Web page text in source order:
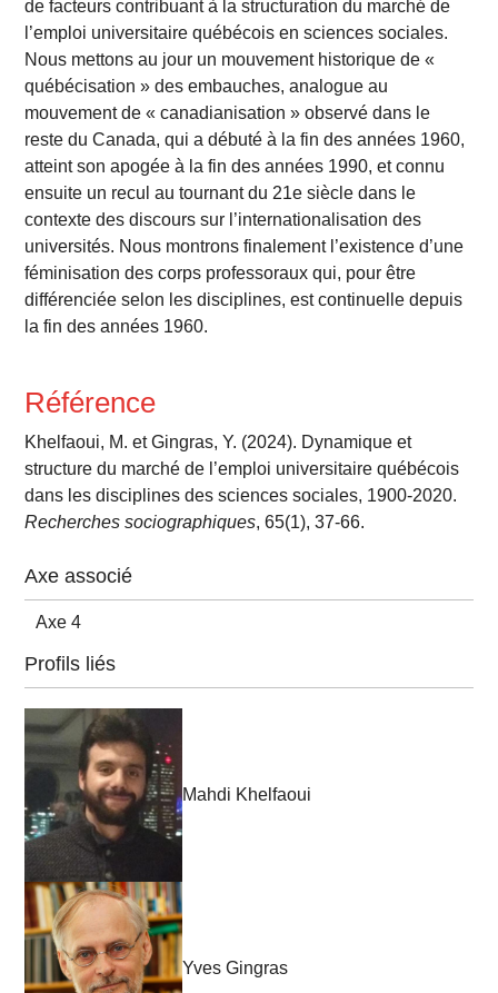
de facteurs contribuant à la structuration du marché de
l’emploi universitaire québécois en sciences sociales.
Nous mettons au jour un mouvement historique de «
québécisation » des embauches, analogue au
mouvement de « canadianisation » observé dans le
reste du Canada, qui a débuté à la fin des années 1960,
atteint son apogée à la fin des années 1990, et connu
ensuite un recul au tournant du 21e siècle dans le
contexte des discours sur l’internationalisation des
universités. Nous montrons finalement l’existence d’une
féminisation des corps professoraux qui, pour être
différenciée selon les disciplines, est continuelle depuis
la fin des années 1960.
Référence
Khelfaoui, M. et Gingras, Y. (2024). Dynamique et
structure du marché de l’emploi universitaire québécois
dans les disciplines des sciences sociales, 1900-2020.
Recherches sociographiques, 65(1), 37-66.
Axe associé
Axe 4
Profils liés
Mahdi Khelfaoui
Yves Gingras